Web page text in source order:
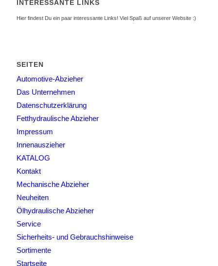
INTERESSANTE LINKS
Hier findest Du ein paar interessante Links! Viel Spaß auf unserer Website :)
SEITEN
Automotive-Abzieher
Das Unternehmen
Datenschutzerklärung
Fetthydraulische Abzieher
Impressum
Innenauszieher
KATALOG
Kontakt
Mechanische Abzieher
Neuheiten
Ölhydraulische Abzieher
Service
Sicherheits- und Gebrauchshinweise
Sortimente
Startseite